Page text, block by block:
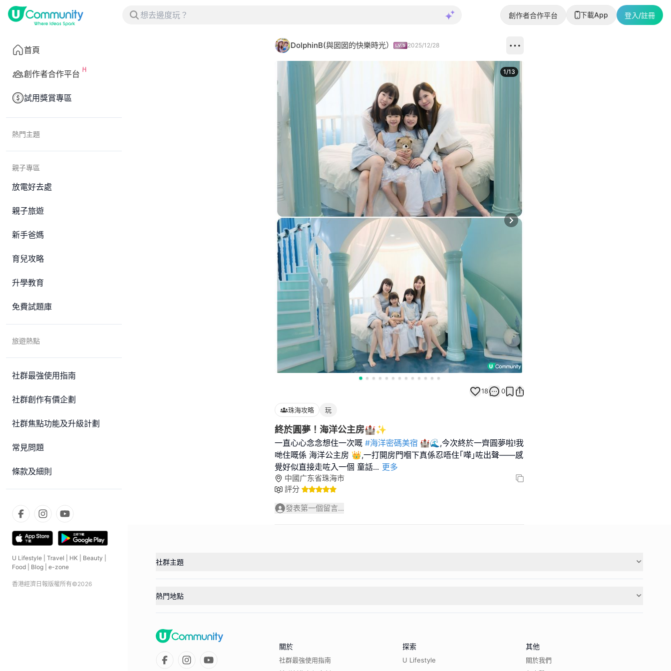
創作者合作平台 下載App 登入/註冊
首頁
創作者合作平台
試用獎賞專區
熱門主題
親子專區
放電好去處
親子旅遊
新手爸媽
育兒攻略
升學教育
免費試題庫
旅遊熱點
社群最強使用指南
社群創作有價企劃
社群焦點功能及升級計劃
常見問題
條款及細則
U Lifestyle Travel HK Beauty
Food
Blog e-zone
香港經濟日報版權所有©2026
DolphinB(與囡囡的快樂時光） 2025/12/28
Next slide
1/13
18 0
珠海攻略 玩
終於圓夢！海洋公主房🏰✨
一直心心念念想住一次嘅 #海洋密碼美宿 🏰🌊,今次終於一齊圓夢啦!我
哋住嘅係 海洋公主房 👑,一打開房門嗰下真係忍唔住｢嘩｣咗出聲——感
覺好似直接走咗入一個 童話... 更多
中國广东省珠海市
評分
發表第一個留言...
社群主題
熱門地點
關於
社群最強使用指南
探索
U Lifestyle
其他
關於我們